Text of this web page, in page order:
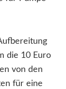
die 10 Euro
von den
für eine